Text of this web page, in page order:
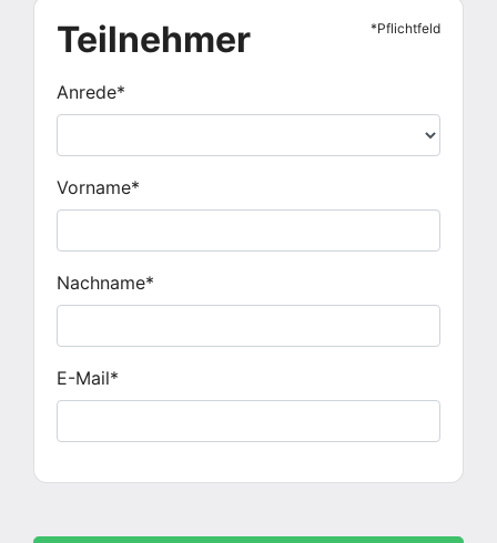
Teilnehmer *Pflichtfeld
Anrede*
Vorname*
Nachname*
E-Mail*